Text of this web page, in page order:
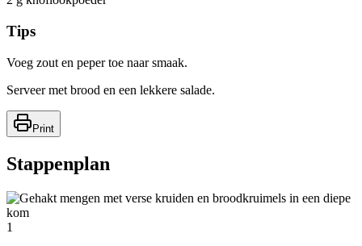
Tips
Voeg zout en peper toe naar smaak.
Serveer met brood en een lekkere salade.
Print
Stappenplan
1